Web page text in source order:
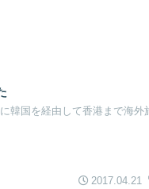
韓国を経由して香港まで海外
2017.04.21